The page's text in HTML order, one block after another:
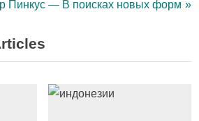
Пинкус — В поисках новых форм